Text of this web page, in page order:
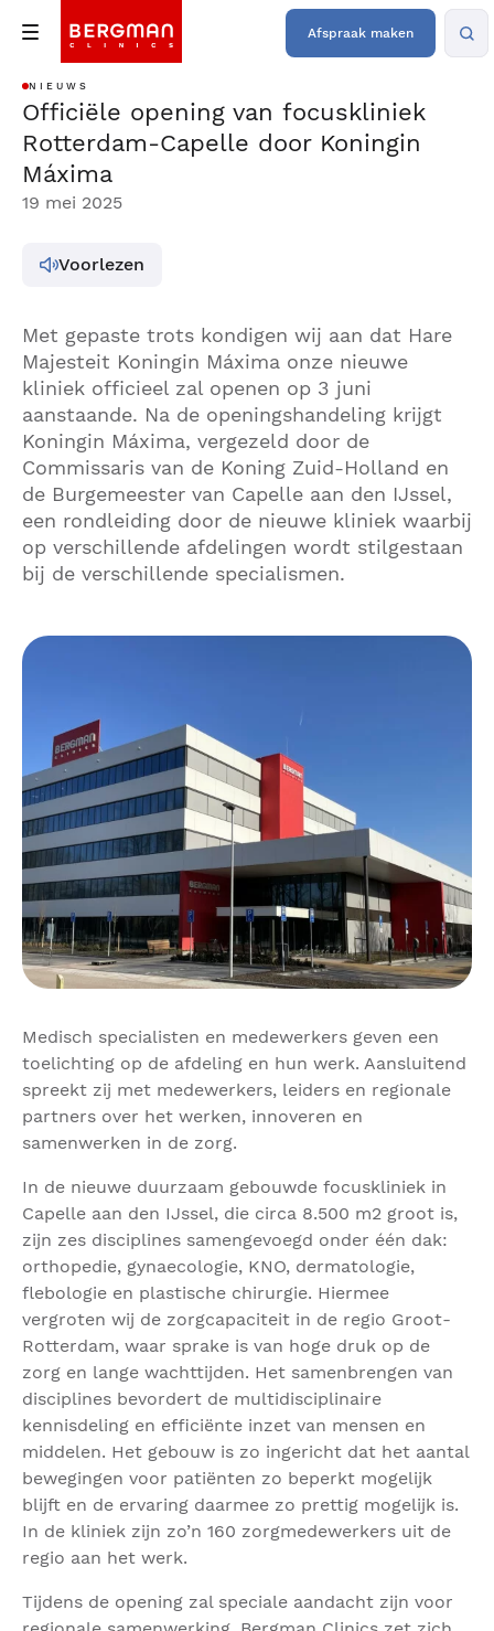
Afspraak maken
NIEUWS
Officiële opening van focuskliniek
Rotterdam-Capelle door Koningin
Máxima
19 mei 2025
Voorlezen
Met gepaste trots kondigen wij aan dat Hare
Majesteit Koningin Máxima onze nieuwe
kliniek officieel zal openen op 3 juni
aanstaande. Na de openingshandeling krijgt
Koningin Máxima, vergezeld door de
Commissaris van de Koning Zuid-Holland en
de Burgemeester van Capelle aan den IJssel,
een rondleiding door de nieuwe kliniek waarbij
op verschillende afdelingen wordt stilgestaan
bij de verschillende specialismen.
Medisch specialisten en medewerkers geven een
toelichting op de afdeling en hun werk. Aansluitend
spreekt zij met medewerkers, leiders en regionale
partners over het werken, innoveren en
samenwerken in de zorg.
In de nieuwe duurzaam gebouwde focuskliniek in
Capelle aan den IJssel, die circa 8.500 m2 groot is,
zijn zes disciplines samengevoegd onder één dak:
orthopedie, gynaecologie, KNO, dermatologie,
flebologie en plastische chirurgie. Hiermee
vergroten wij de zorgcapaciteit in de regio Groot-
Rotterdam, waar sprake is van hoge druk op de
zorg en lange wachttijden. Het samenbrengen van
disciplines bevordert de multidisciplinaire
kennisdeling en efficiënte inzet van mensen en
middelen. Het gebouw is zo ingericht dat het aantal
bewegingen voor patiënten zo beperkt mogelijk
blijft en de ervaring daarmee zo prettig mogelijk is.
In de kliniek zijn zo’n 160 zorgmedewerkers uit de
regio aan het werk.
Tijdens de opening zal speciale aandacht zijn voor